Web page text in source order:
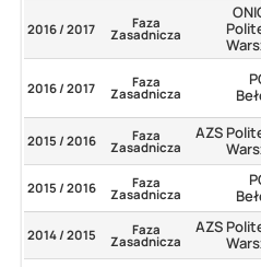
2016 / 2017 Faza
Zasadnicza
2016 / 2017 Faza
Zasadnicza
2015 / 2016 Faza
Zasadnicza
AZS
2015 / 2016 Faza
Zasadnicza
2014 / 2015 Faza
Zasadnicza
AZS